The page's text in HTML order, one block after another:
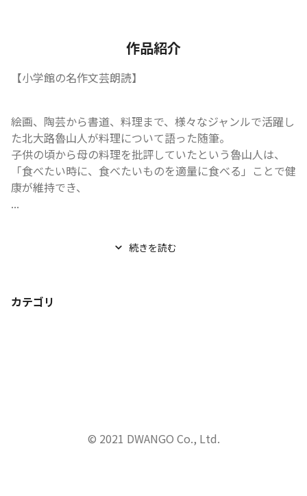
作品紹介
【小学館の名作文芸朗読】
絵画、陶芸から書道、料理まで、様々なジャンルで活躍し
た北大路魯山人が料理について語った随筆。
子供の頃から母の料理を批評していたという魯山人は、
「食べたい時に、食べたいものを適量に食べる」ことで健
康が維持でき、
...
続きを読む
カテゴリ
© 2021 DWANGO Co., Ltd.